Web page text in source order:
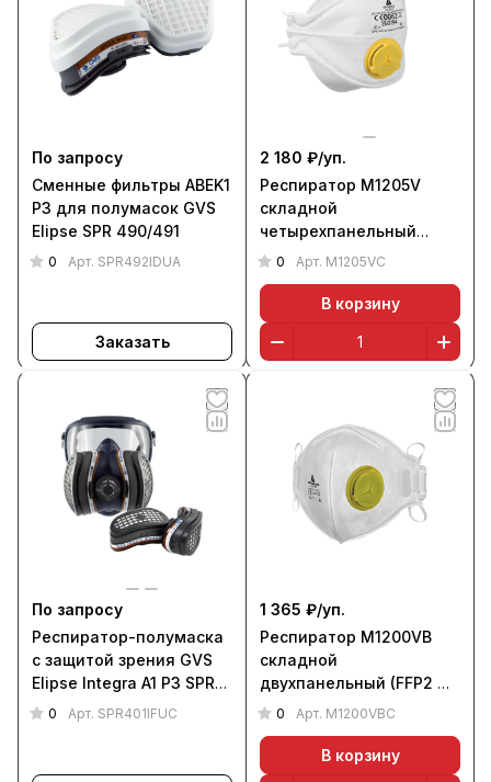
По запросу
Сменные фильтры ABEK1
P3 для полумасок GVS
Elipse SPR 490/491
0 Арт. SPR492IDUA
Заказать
2 180 ₽/уп.
Респиратор M1205V
складной
четырехпанельный
(FFP2 NR D, уп. 10 шт.),
0 Арт. M1205VC
В корзину
По запросу
Респиратор-полумаска
с защитой зрения GVS
Elipse Integra A1 P3 SPR
401
0 Арт. SPR401IFUC
1 365 ₽/уп.
Респиратор M1200VB
складной
двухпанельный (FFP2 NR
D, уп. 10 шт.), DELTA PLUS
0 Арт. M1200VBC
В корзину